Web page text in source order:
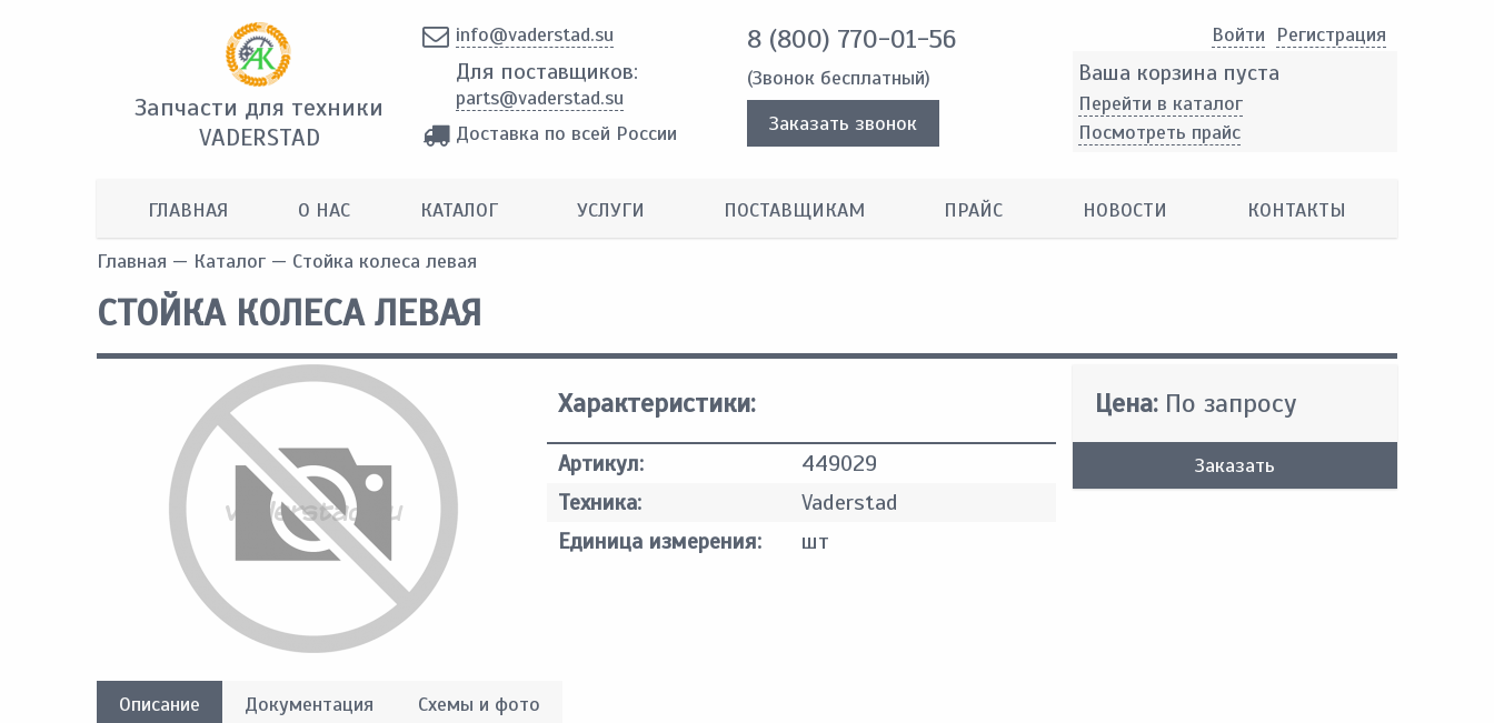
Запчасти для техники
VADERSTAD
info@vaderstad.su
Для поставщиков:
parts@vaderstad.su
Доставка по всей России
8 (800) 770-01-56
(Звонок бесплатный)
Заказать звонок
Войти Pегистрация
Ваша корзина пуста
Перейти в каталог
Посмотреть прайс
ГЛАВНАЯ О НАС КАТАЛОГ УСЛУГИ ПОСТАВЩИКАМ ПРАЙС НОВОСТИ КОНТАКТЫ
Главная — Каталог — Стойка колеса левая
СТОЙКА КОЛЕСА ЛЕВАЯ
Характеристики:
Артикул:
449029
Техника:
Vaderstad
Единица измерения:
шт
Цена: По запросу
Заказать
Описание Документация
Схемы и фото